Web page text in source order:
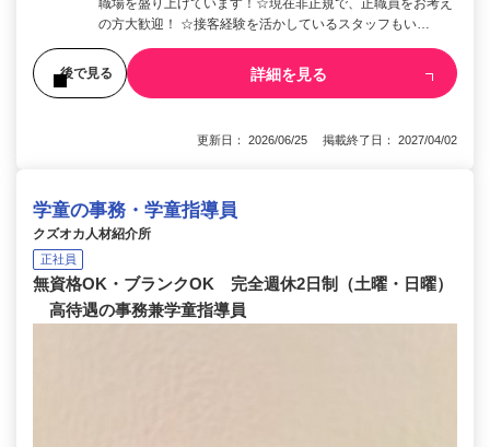
の方大歓迎！ ☆接客経験を活かしているスタッフもい…
後で見る 詳細を見る
更新日： 2026/06/25 掲載終了日： 2027/04/02
学童の事務・学童指導員
クズオカ人材紹介所
正社員
無資格OK・ブランクOK 完全週休2日制（土曜・日曜）
高待遇の事務兼学童指導員